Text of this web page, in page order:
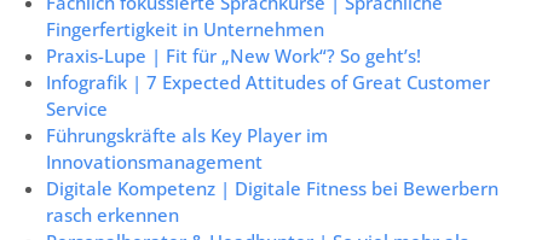
Fingerfertigkeit in Unternehmen
Praxis-Lupe | Fit für „New Work“? So geht’s!
Infografik | 7 Expected Attitudes of Great Customer
Service
Führungskräfte als Key Player im
Innovationsmanagement
Digitale Kompetenz | Digitale Fitness bei Bewerbern
rasch erkennen